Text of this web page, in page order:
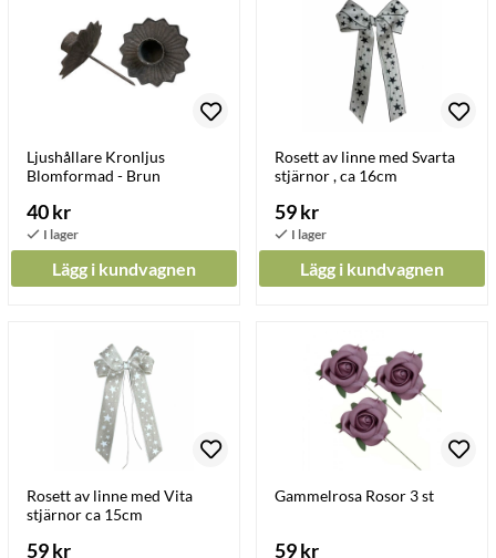
Ljushållare Kronljus
Blomformad - Brun
40 kr
Lägg i kundvagnen
Rosett av linne med Svarta
stjärnor , ca 16cm
59 kr
Lägg i kundvagnen
Rosett av linne med Vita
stjärnor ca 15cm
59 kr
Gammelrosa Rosor 3 st
59 kr